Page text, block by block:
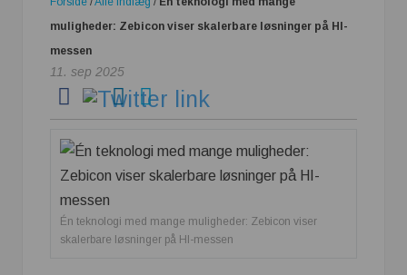
muligheder: Zebicon viser skalerbare løsninger på HI-
messen
11. sep 2025
Én teknologi med mange muligheder: Zebicon viser
skalerbare løsninger på HI-messen